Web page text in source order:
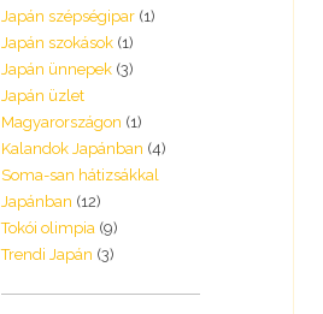
Japán szépségipar (1)
Japán szokások (1)
Japán ünnepek (3)
Japán üzlet
Magyarországon (1)
Kalandok Japánban (4)
Soma-san hátizsákkal
Japánban (12)
Tokói olimpia (9)
Trendi Japán (3)